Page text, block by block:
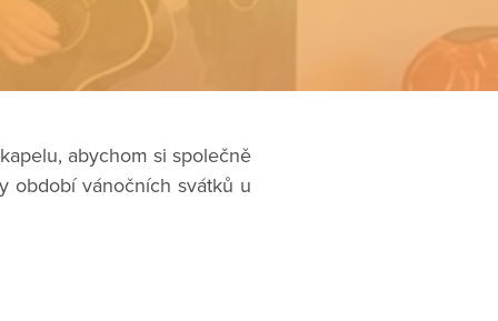
abychom si společně
období vánočních svátků u